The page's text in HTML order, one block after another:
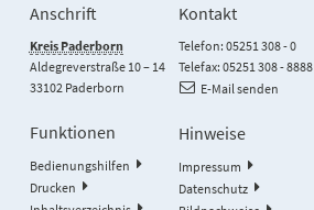
Anschrift
Kreis Paderborn
Aldegreverstraße 10 – 14
33102 Paderborn
Kontakt
Telefon: 05251 308 - 0
Telefax: 05251 308 - 8888
E-Mail senden
Funktionen
Bedienungshilfen
Drucken
Hinweise
Impressum
Datenschutz